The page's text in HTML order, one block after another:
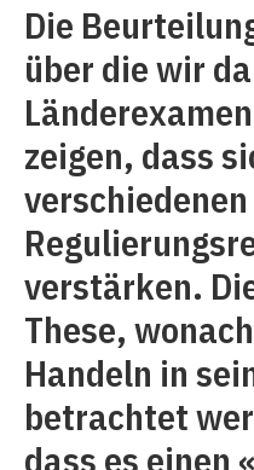
Die
über die wir
zeigen, dass
verstärken.
These,
Handeln in
betrachtet
dass es einen